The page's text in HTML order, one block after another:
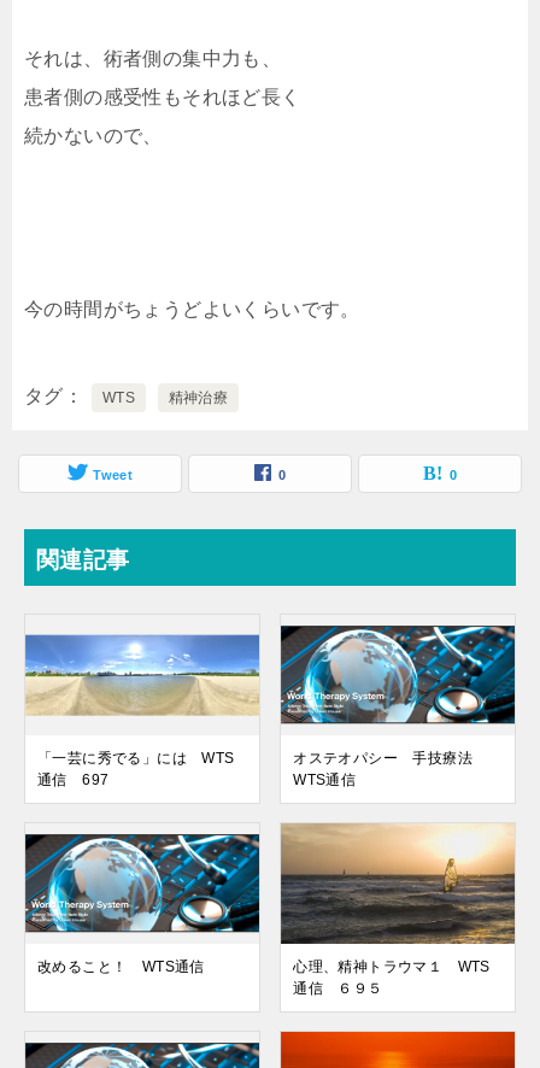
それは、術者側の集中力も、
患者側の感受性もそれほど長く
続かないので、
今の時間がちょうどよいくらいです。
タグ WTS 精神治療
Tweet 0 0
関連記事
「一芸に秀でる」には WTS
通信 697
オステオパシー 手技療法
WTS通信
改めること！ WTS通信
心理、精神トラウマ１ WTS
通信 ６９５